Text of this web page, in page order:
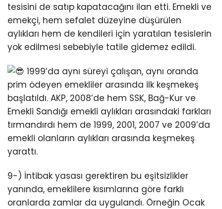
tesisini de satıp kapatacağını ilan etti. Emekli ve
emekçi, hem sefalet düzeyine düşürülen
aylıkları hem de kendileri için yaratılan tesislerin
yok edilmesi sebebiyle tatile gidemez edildi.
1999’da aynı süreyi çalışan, aynı oranda
prim ödeyen emekliler arasında ilk keşmekeş
başlatıldı. AKP, 2008’de hem SSK, Bağ-Kur ve
Emekli Sandığı emekli aylıkları arasındaki farkları
tırmandırdı hem de 1999, 2001, 2007 ve 2009’da
emekli olanların aylıkları arasında keşmekeş
yarattı.
9-) İntibak yasası gerektiren bu eşitsizlikler
yanında, emeklilere kısımlarına göre farklı
oranlarda zamlar da uygulandı. Örneğin Ocak